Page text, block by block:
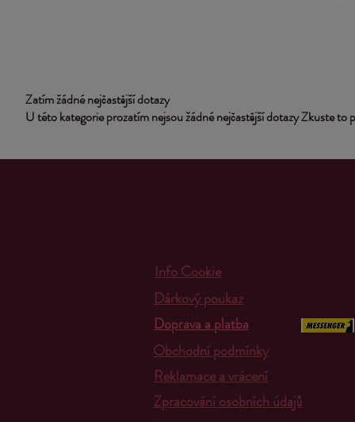
Zatím žádné nejčastější dotazy
U této kategorie prozatím nejsou žádné nejčastější dotazy Zkuste to
Info Cookie
Doprava a platba
Obchodní podmínky
Zpracování osobních údajů
Reklamace a vrácení
Dárkový poukaz